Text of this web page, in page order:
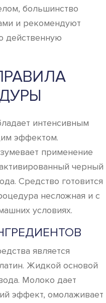
большинство
и рекомендуют
действенную
интенсивным
эффектом.
применение
черный
Средство готовится
несложная и с
условиях.
является
Жидкой основой
Молоко дает
эффект, омолаживает